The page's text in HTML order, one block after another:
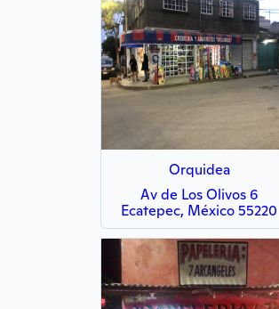
Orquidea
Av de Los Olivos 6
Ecatepec, México 55220